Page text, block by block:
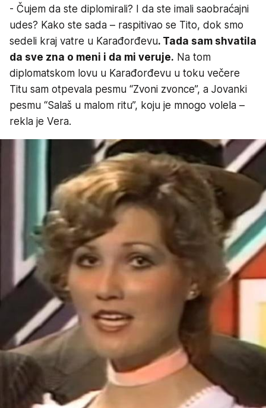
- Čujem da ste diplomirali? I da ste imali saobraćajni
udes? Kako ste sada – raspitivao se Tito, dok smo
sedeli kraj vatre u Karađorđevu. Tada sam shvatila
da sve zna o meni i da mi veruje. Na tom
diplomatskom lovu u Karađorđevu u toku večere
Titu sam otpevala pesmu “Zvoni zvonce”, a Jovanki
pesmu “Salaš u malom ritu”, koju je mnogo volela –
rekla je Vera.